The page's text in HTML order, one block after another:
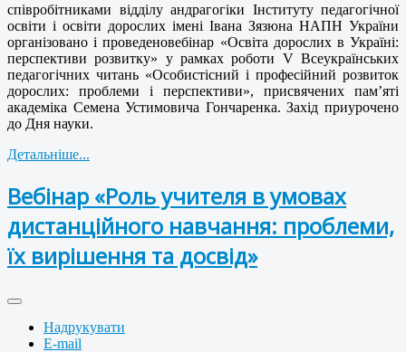
співробітниками відділу андрагогіки Інституту педагогічної
освіти і освіти дорослих імені Івана Зязюна НАПН України
організовано і проведеновебінар «Освіта дорослих в Україні:
перспективи розвитку» у рамках роботи V Всеукраїнських
педагогічних читань «Особистісний і професійний розвиток
дорослих: проблеми і перспективи», присвячених пам’яті
академіка Семена Устимовича Гончаренка. Захід приурочено
до Дня науки.
Детальніше...
Вебінар «Роль учителя в умовах
дистанційного навчання: проблеми,
їх вирішення та досвід»
Надрукувати
E-mail